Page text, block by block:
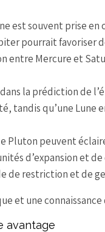
est souvent prise
pourrait favoriser
entre Mercure et
la prédiction de
tandis qu’une Lune
Pluton peuvent
d’expansion et de
de restriction et de
et une
avantage